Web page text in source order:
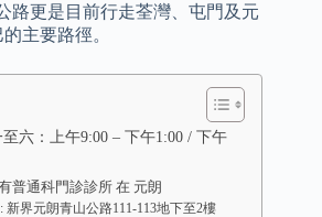
路更是目前行走荃灣、屯門及元
主要路徑。
六：上午9:00 – 下午1:00 / 下午
普通科門診診所 在 元朗
新界元朗青山公路111-113地下至2樓